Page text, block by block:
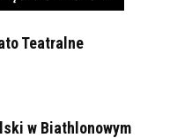
Teatralne
w Biathlonowym